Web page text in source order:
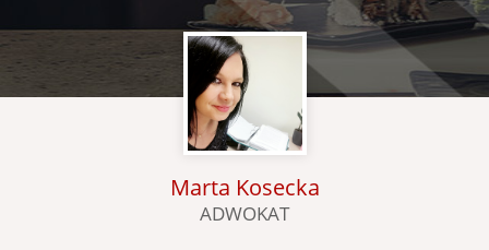
Marta Kosecka
ADWOKAT